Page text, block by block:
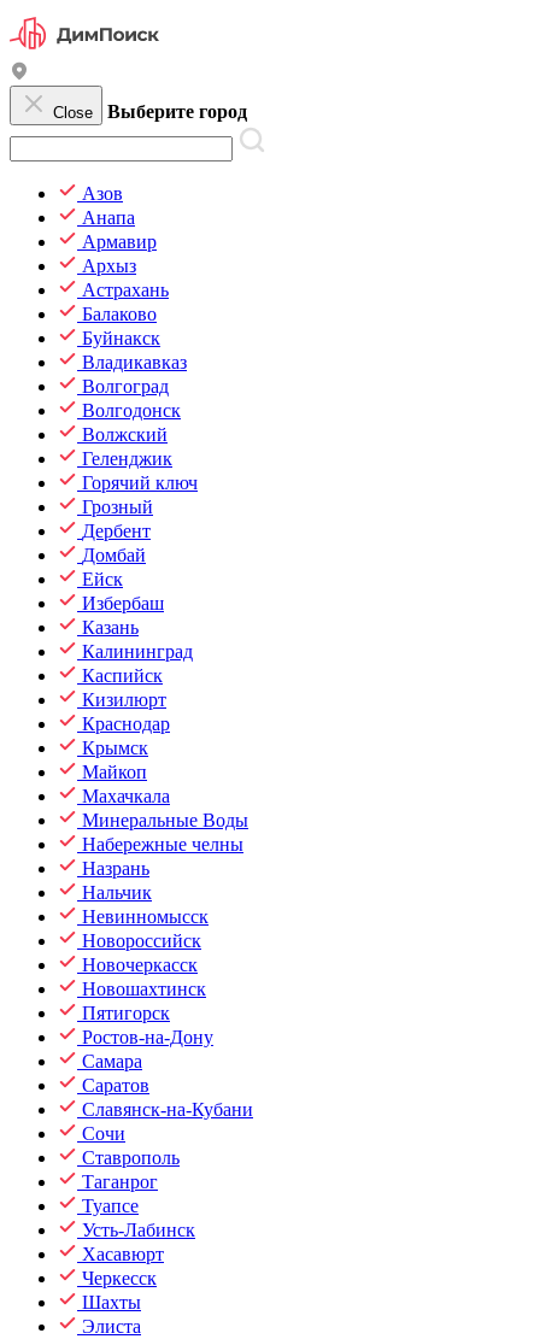
Close Выберите город
Азов
Анапа
Армавир
Архыз
Астрахань
Балаково
Буйнакск
Владикавказ
Волгоград
Волгодонск
Волжский
Геленджик
Горячий ключ
Грозный
Дербент
Домбай
Ейск
Избербаш
Казань
Калининград
Каспийск
Кизилюрт
Краснодар
Крымск
Майкоп
Махачкала
Минеральные Воды
Набережные челны
Назрань
Нальчик
Невинномысск
Новороссийск
Новочеркасск
Новошахтинск
Пятигорск
Ростов-на-Дону
Самара
Саратов
Славянск-на-Кубани
Сочи
Ставрополь
Таганрог
Туапсе
Усть-Лабинск
Хасавюрт
Черкесск
Шахты
Элиста